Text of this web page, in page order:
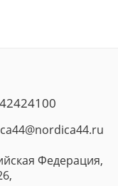
Федерация,